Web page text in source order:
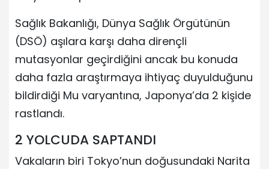
Sağlık Bakanlığı, Dünya Sağlık Örgütünün
(DSÖ) aşılara karşı daha dirençli
mutasyonlar geçirdiğini ancak bu konuda
daha fazla araştırmaya ihtiyaç duyulduğunu
bildirdiği Mu varyantına, Japonya’da 2 kişide
rastlandı.
2 YOLCUDA SAPTANDI
Vakaların biri Tokyo’nun doğusundaki Narita